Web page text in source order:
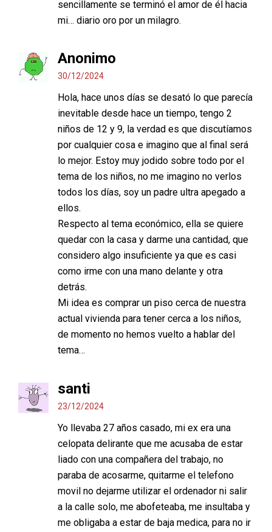
sencillamente se terminó el amor de él hacia
mi… diario oro por un milagro.
Anonimo
30/12/2024
Hola, hace unos días se desató lo que parecía
inevitable desde hace un tiempo, tengo 2
niños de 12 y 9, la verdad es que discutíamos
por cualquier cosa e imagino que al final será
lo mejor. Estoy muy jodido sobre todo por el
tema de los niños, no me imagino no verlos
todos los días, soy un padre ultra apegado a
ellos.
Respecto al tema económico, ella se quiere
quedar con la casa y darme una cantidad, que
considero algo insuficiente ya que es casi
como irme con una mano delante y otra
detrás.
Mi idea es comprar un piso cerca de nuestra
actual vivienda para tener cerca a los niños,
de momento no hemos vuelto a hablar del
tema…
santi
23/12/2024
Yo llevaba 27 años casado, mi ex era una
celopata delirante que me acusaba de estar
liado con una compañera del trabajo, no
paraba de acosarme, quitarme el telefono
movil no dejarme utilizar el ordenador ni salir
a la calle solo, me abofeteaba, me insultaba y
me obligaba a estar de baja medica, para no ir